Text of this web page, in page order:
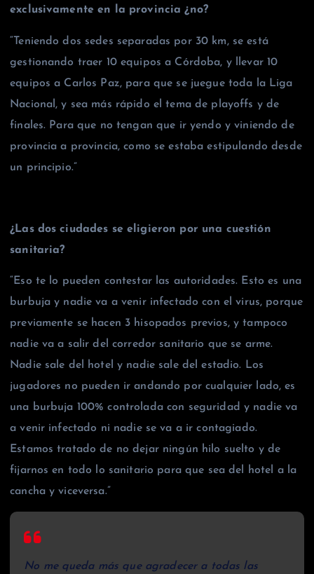
exclusivamente en la provincia ¿no?
“Teniendo dos sedes separadas por 30 km, se está
gestionando traer 10 equipos a Córdoba, y llevar 10
equipos a Carlos Paz, para que se juegue toda la Liga
Nacional, y sea más rápido el tema de playoffs y de
finales. Para que no tengan que ir yendo y viniendo de
provincia a provincia, como se estaba estipulando desde
un principio.”
¿Las dos ciudades se eligieron por una cuestión
sanitaria?
“Eso te lo pueden contestar las autoridades. Esto es una
burbuja y nadie va a venir infectado con el virus, porque
previamente se hacen 3 hisopados previos, y tampoco
nadie va a salir del corredor sanitario que se arme.
Nadie sale del hotel y nadie sale del estadio. Los
jugadores no pueden ir andando por cualquier lado, es
una burbuja 100% controlada con seguridad y nadie va
a venir infectado ni nadie se va a ir contagiado.
Estamos tratado de no dejar ningún hilo suelto y de
fijarnos en todo lo sanitario para que sea del hotel a la
cancha y viceversa.”
No me queda más que agradecer a todas las